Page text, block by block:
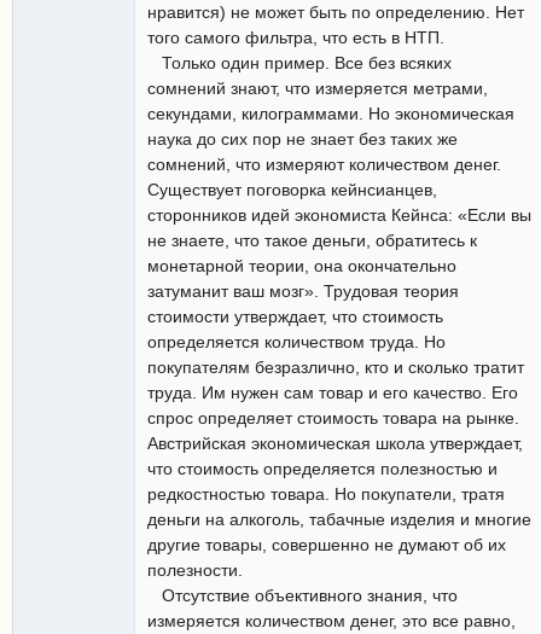
нравится) не может быть по определению. Нет
того самого фильтра, что есть в НТП.
Только один пример. Все без всяких
сомнений знают, что измеряется метрами,
секундами, килограммами. Но экономическая
наука до сих пор не знает без таких же
сомнений, что измеряют количеством денег.
Существует поговорка кейнсианцев,
сторонников идей экономиста Кейнса: «Если вы
не знаете, что такое деньги, обратитесь к
монетарной теории, она окончательно
затуманит ваш мозг». Трудовая теория
стоимости утверждает, что стоимость
определяется количеством труда. Но
покупателям безразлично, кто и сколько тратит
труда. Им нужен сам товар и его качество. Его
спрос определяет стоимость товара на рынке.
Австрийская экономическая школа утверждает,
что стоимость определяется полезностью и
редкостностью товара. Но покупатели, тратя
деньги на алкоголь, табачные изделия и многие
другие товары, совершенно не думают об их
полезности.
Отсутствие объективного знания, что
измеряется количеством денег, это все равно,